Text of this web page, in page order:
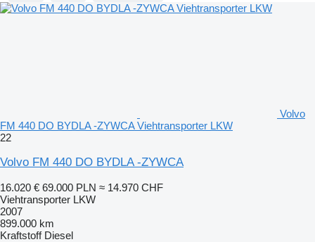
Volvo
FM 440 DO BYDLA -ZYWCA Viehtransporter LKW
22
Volvo FM 440 DO BYDLA -ZYWCA
16.020 € 69.000 PLN ≈ 14.970 CHF
Viehtransporter LKW
2007
899.000 km
Kraftstoff Diesel